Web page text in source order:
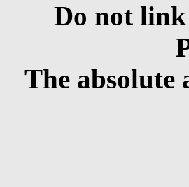
Do not link
The absolute